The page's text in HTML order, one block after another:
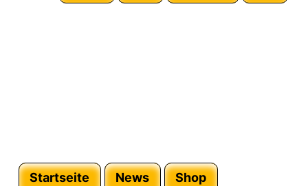
Startseite News Shop